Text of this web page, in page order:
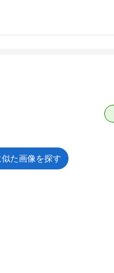
た画像を探す